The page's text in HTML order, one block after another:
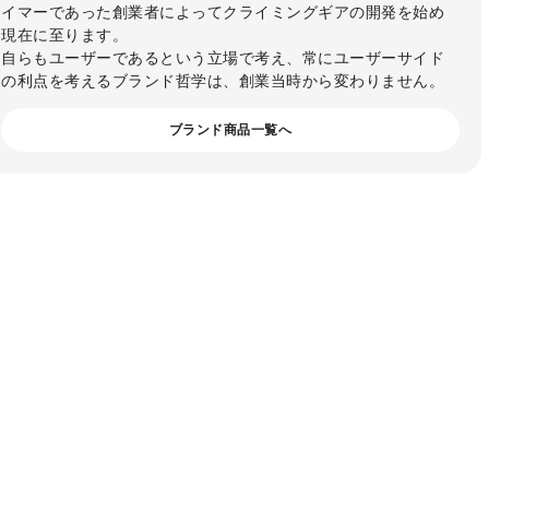
イマーであった創業者によってクライミングギアの開発を始め
現在に至ります。
自らもユーザーであるという立場で考え、常にユーザーサイド
の利点を考えるブランド哲学は、創業当時から変わりません。
ブランド商品一覧へ